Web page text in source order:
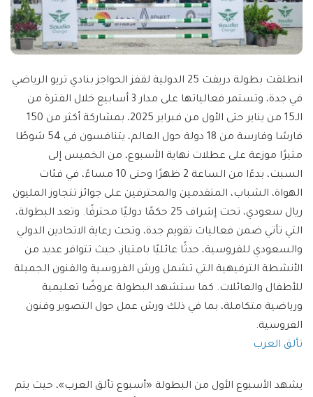
انطلقت بطولة دريفت 25 الدولية لقفز الحواجز بنادي تريو الرياضي
في جدة، وتستمر فعالياتها على مدار 3 أسابيع خلال الفترة من
الـ15 من يناير حتى اﻷول من فبراير 2025، بمشاركة أكثر من 150
فارسًا وفارسة من 18 دولة حول العالم، يتنافسون في 54 شوطًا
مثيرًا موزعة على عطلات نهاية الأسبوع، من الخميس إلى
السبت، بدءًا من الساعة 2 ظهرًا وحتى 10 مساءً، في فئات
الهواة، الشباب، المتقدمين والمحترفين على جوائز تتجاوز المليون
ريال سعودي، تحت إشراف 25 حكمًا دوليًا محترفًا. وتعد البطولة،
التي تأتي ضمن فعاليات تقويم جدة، وتحت رعاية الاتحادين الدولي
والسعودي للفروسية، حدثًا عائليًا بامتياز، حيث تتوافر عديد من
الأنشطة الترفيهية التي تشمل ورش الفروسية والفنون الجميلة
للأطفال والعائلات. كما ستشهد البطولة عروضًا تعليمية
ورياضية متكاملة، بما في ذلك ورش عمل حول التصوير وفنون
الفروسية.
تألق العرب
يشهد الأسبوع الأول من البطولة «أسبوع تألق العرب»، حيث يتم